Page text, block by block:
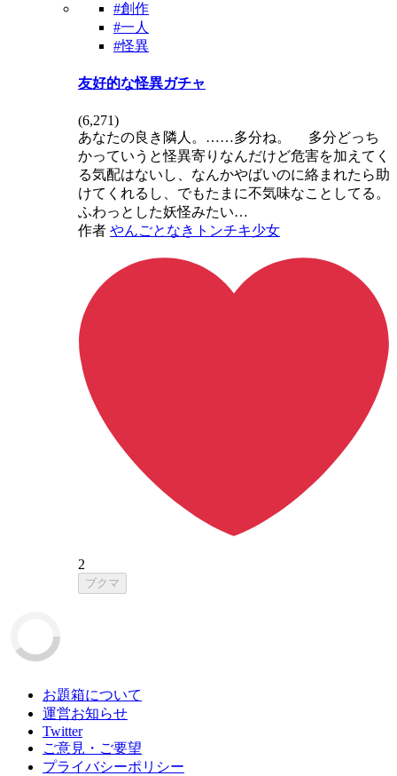
#創作
#一人
#怪異
友好的な怪異ガチャ
(6,271)
あなたの良き隣人。……多分ね。 多分どっち
かっていうと怪異寄りなんだけど危害を加えてく
る気配はないし、なんかやばいのに絡まれたら助
けてくれるし、でもたまに不気味なことしてる。
ふわっとした妖怪みたい…
作者 やんごとなきトンチキ少女
2
ブクマ
お題箱について
運営お知らせ
Twitter
ご意見・ご要望
プライバシーポリシー